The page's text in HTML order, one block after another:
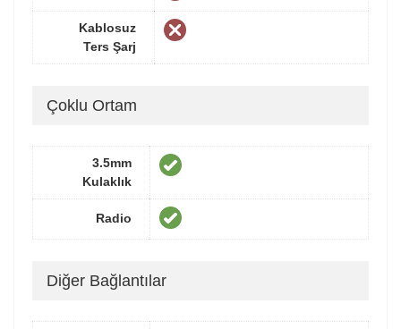
Kablosuz
Ters Şarj
Çoklu Ortam
3.5mm
Kulaklık
Radio
Diğer Bağlantılar